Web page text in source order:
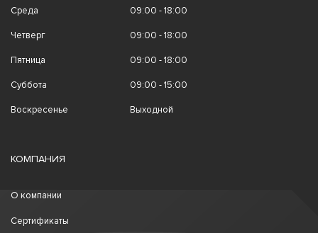
Среда 09:00 - 18:00
Четверг 09:00 - 18:00
Пятница 09:00 - 18:00
Суббота 09:00 - 15:00
Воскресенье Выходной
КОМПАНИЯ
О компании
Сертификаты